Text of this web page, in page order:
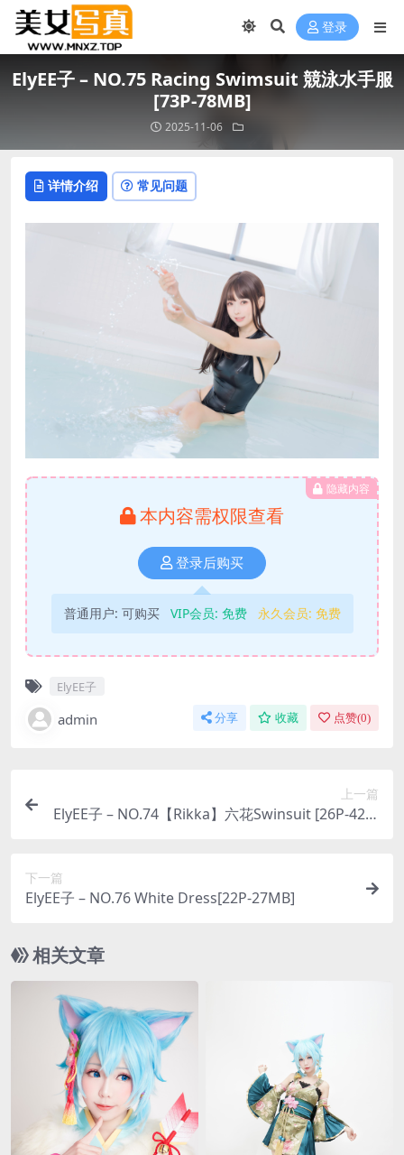
登录
ElyEE子 – NO.75 Racing Swimsuit 競泳水手服
[73P-78MB]
2025-11-06
详情介绍 常见问题
隐藏内容
本内容需权限查看
登录后购买
普通用户: 可购买 VIP会员: 免费 永久会员: 免费
ElyEE子
admin 分享 收藏 点赞(0)
上一篇
ElyEE子 – NO.74【Rikka】六花Swinsuit [26P-42M
下一篇
ElyEE子 – NO.76 White Dress[22P-27MB]
相关文章